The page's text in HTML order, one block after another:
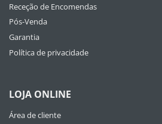
Receção de Encomendas
Pós-Venda
Garantia
Política de privacidade
LOJA ONLINE
Área de cliente